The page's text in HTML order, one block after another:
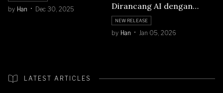
by Han Dec 30, 2025
Dirancang AI dengan
Struktur Karbon &
Stainless Steel
NEW RELEASE
by Han Jan 05, 2026
LATEST ARTICLES